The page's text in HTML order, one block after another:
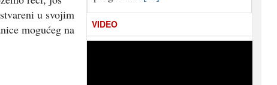
u svojim
mogućeg na
VIDEO